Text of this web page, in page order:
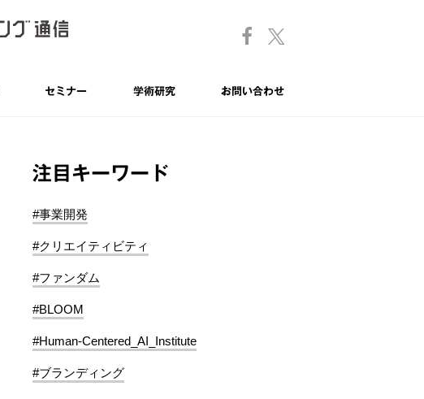
セミナー 学術研究 お問い合わせ
注目キーワード
#事業開発
#クリエイティビティ
#ファンダム
#BLOOM
#Human-Centered_AI_Institute
#ブランディング